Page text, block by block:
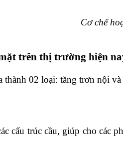
Cơ chế
trên thị trường hiện
thành 02 loại: tăng trơn nội
cấu trúc cầu, giúp cho các